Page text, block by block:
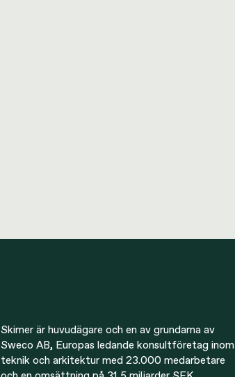
Skirner är huvudägare och en av grundarna av
Sweco AB, Europas ledande konsultföretag inom
teknik och arkitektur med 23.000 medarbetare